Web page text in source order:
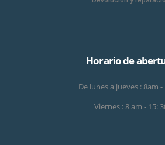
Horario de
De lunes a jueves : 8am -
Viernes : 8 am - 15: